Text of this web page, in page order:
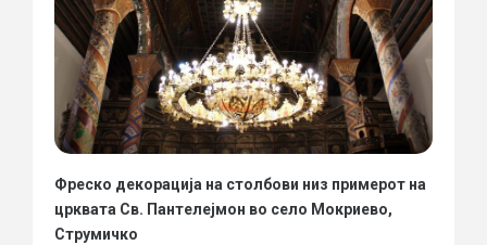
Фреско декорација на столбови низ примерот на
црквата Св. Пантелејмон во село Мокриево,
Струмичко